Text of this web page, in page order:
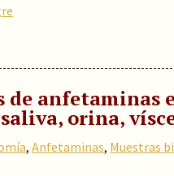
de anfetaminas
orina,
, Anfetaminas, Muestras